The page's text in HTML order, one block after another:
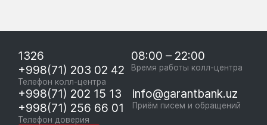
1326
+998(71) 203 02 42
Телефон колл-центра
08:00 – 22:00
Время работы колл-центра
+998(71) 202 15 13
+998(71) 256 66 01
Телефон доверия
info@garantbank.uz
Приём писем и обращений